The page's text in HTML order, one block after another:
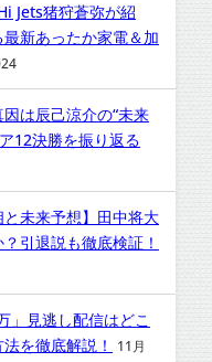
Jets猪狩蒼弥が紹
新あったか家電＆加
は辰己涼介の“未来
12決勝を振り返る
と未来予想】田中将大
引退説も徹底検証！
」見逃し配信はどこ
を徹底解説！
11月